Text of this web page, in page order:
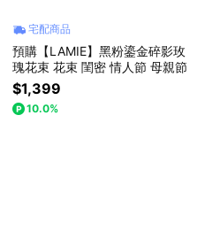
宅配商品
預購【LAMIE】黑粉鎏金碎影玫
瑰花束 花束 閨密 情人節 母親節
$1,399
10.0%